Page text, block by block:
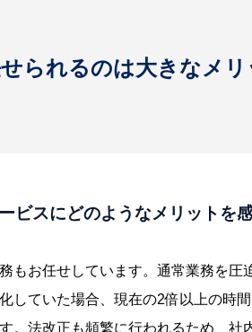
られるのは大きなメリ
スにどのようなメリットを
お任せしています。通常業務を圧
ていた場合、現在の2倍以上の時
法改正も頻繁に行われるため、社